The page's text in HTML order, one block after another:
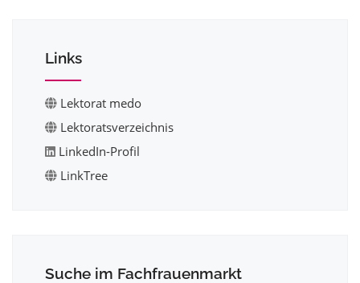
Links
Lektorat medo
Lektoratsverzeichnis
LinkedIn-Profil
LinkTree
Suche im Fachfrauenmarkt